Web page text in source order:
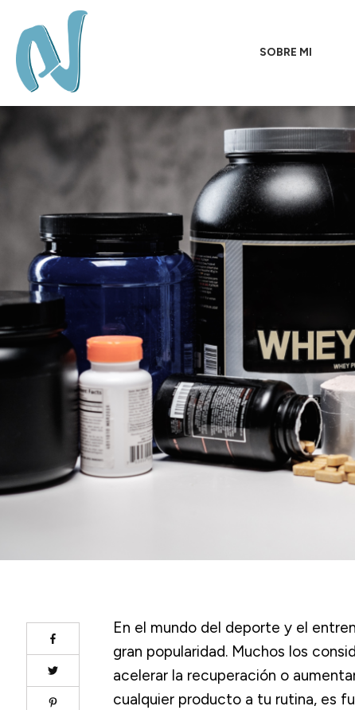
SOBRE MI
En el mundo del deporte y el
gran popularidad. Muchos los
acelerar la recuperación o
cualquier producto a tu rutina, es